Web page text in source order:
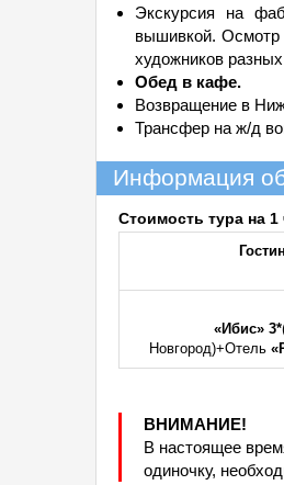
Экскурсия на
вышивкой. Осмотр
художников
Обед в кафе.
Возвращение в
Трансфер на ж/д
Информация
Стоимость тура на
«Ибис» 3*
Новгород)+Отель
ВНИМАНИЕ!
В настоящее
одиночку,